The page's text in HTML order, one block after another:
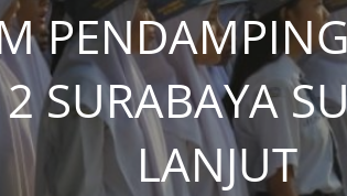
SURABAYA
LANJUT